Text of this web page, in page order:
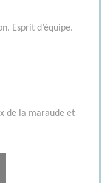
Esprit d’équipe.
de la maraude et